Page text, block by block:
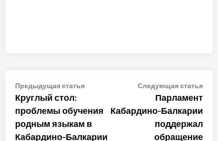
Навигация
по
записям
Предыдущая статьяПредыдущая
Круглый стол:
проблемы обучения
родным языкам в
Кабардино-Балкарии
Следующая статья
Парламент
Кабардино-Балкарии
поддержал
обращение